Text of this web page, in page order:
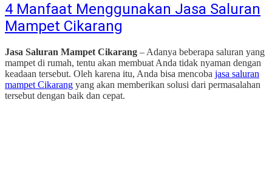
4 Manfaat Menggunakan Jasa Saluran
Mampet Cikarang
Jasa Saluran Mampet Cikarang – Adanya beberapa saluran yang
mampet di rumah, tentu akan membuat Anda tidak nyaman dengan
keadaan tersebut. Oleh karena itu, Anda bisa mencoba jasa saluran
mampet Cikarang yang akan memberikan solusi dari permasalahan
tersebut dengan baik dan cepat.